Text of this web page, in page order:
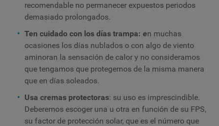
recomendable no permanecer expuestos periodos
demasiado prolongados.
Ten cuidado con los días trampa: en muchas
ocasiones los días nublados o con algo de viento
aminoran la sensación de calor y no consideramos
que tengamos que protegernos de la misma manera
que en días soleados.
Usa cremas protectoras: su uso es imprescindible.
Deberemos escoger una u otra en función de su FPS,
su factor de protección solar, que es el número que